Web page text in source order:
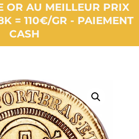
OR AU MEILLEUR PRIX
= 110€/GR - PAIEMENT
CASH